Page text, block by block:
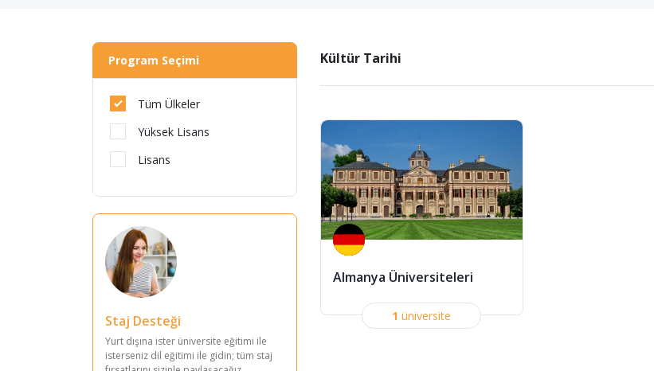
Program Seçimi
Tüm Ülkeler
Yüksek Lisans
Lisans
Staj Desteği
Yurt dışına ister üniversite eğitimi ile
isterseniz dil eğitimi ile gidin; tüm staj
Kültür Tarihi
Almanya Üniversiteleri
1 üniversite